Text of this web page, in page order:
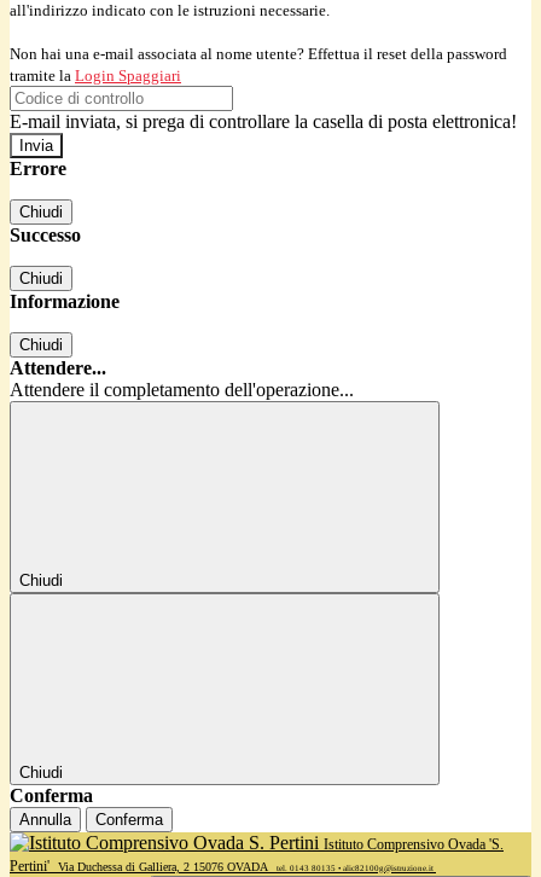
all'indirizzo indicato con le istruzioni necessarie.
Non hai una e-mail associata al nome utente? Effettua il reset della password
tramite la Login Spaggiari
E-mail inviata, si prega di controllare la casella di posta elettronica!
Errore
Chiudi
Successo
Chiudi
Informazione
Chiudi
Attendere...
Attendere il completamento dell'operazione...
Chiudi
Chiudi
Conferma
Annulla Conferma
Istituto Comprensivo Ovada 'S.
Pertini'
Via Duchessa di Galliera, 2 15076 OVADA tel. 0143 80135 • alic82100g@istruzione.it